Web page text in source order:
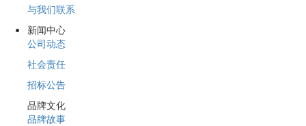
与我们联系
新闻中心
公司动态
社会责任
招标公告
品牌文化
品牌故事